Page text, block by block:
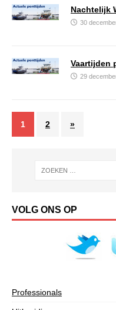
Nachtelijk
30
Vaartijden
29
1 2 »
VOLG ONS OP
Professionals